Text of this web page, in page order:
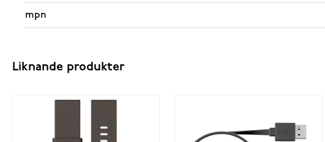
mpn
Liknande produkter